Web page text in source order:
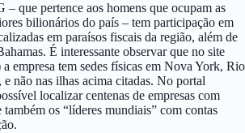
– que pertence aos homens que ocupam as
bilionários do país – tem participação em
em paraísos fiscais da região, além de
É interessante observar que no site
empresa tem sedes físicas em Nova York, Rio
e não nas ilhas acima citadas. No portal
localizar centenas de empresas com
os “líderes mundiais” com contas